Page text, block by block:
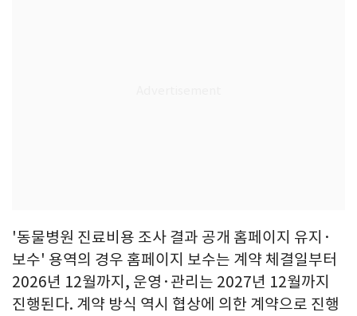
'동물병원 진료비용 조사 결과 공개 홈페이지 유지·
보수' 용역의 경우 홈페이지 보수는 계약 체결일부터
2026년 12월까지, 운영·관리는 2027년 12월까지
진행된다. 계약 방식 역시 협상에 의한 계약으로 진행